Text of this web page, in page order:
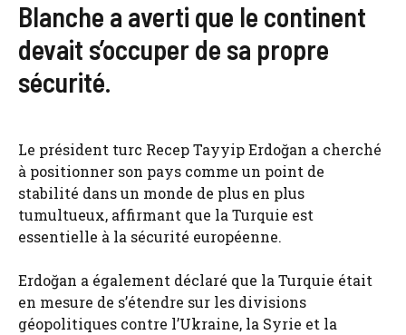
Blanche a averti que le continent
devait s’occuper de sa propre
sécurité.
Le président turc Recep Tayyip Erdoğan a cherché
à positionner son pays comme un point de
stabilité dans un monde de plus en plus
tumultueux, affirmant que la Turquie est
essentielle à la sécurité européenne.
Erdoğan a également déclaré que la Turquie était
en mesure de s’étendre sur les divisions
géopolitiques contre l’Ukraine, la Syrie et la